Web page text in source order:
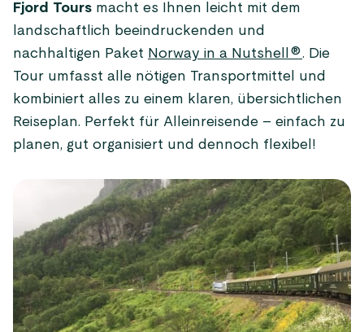
Fjord Tours macht es Ihnen leicht mit dem
landschaftlich beeindruckenden und
nachhaltigen Paket Norway in a Nutshell®. Die
Tour umfasst alle nötigen Transportmittel und
kombiniert alles zu einem klaren, übersichtlichen
Reiseplan. Perfekt für Alleinreisende – einfach zu
planen, gut organisiert und dennoch flexibel!